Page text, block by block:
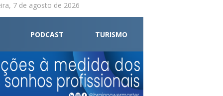
7 de agosto de 2026
PODCAST TURISMO